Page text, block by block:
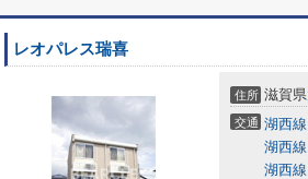
レオパレス瑞喜
住所 滋賀県
交通 湖西線
湖西線
湖西線